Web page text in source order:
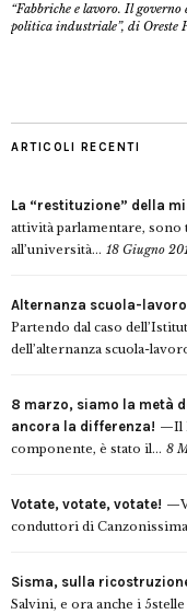
“Fabbriche e lavoro. Il governo
politica industriale”, di Oreste
ARTICOLI RECENTI
La “restituzione” della
attività parlamentare,
all’università... 18 Giugno
Alternanza scuola-
Partendo dal caso
dell’alternanza scuola-
8 marzo, siamo la metà
ancora la differenza!
Il
componente, è stato il... 8
Votate, votate, votate!
conduttori di
Sisma, sulla
Salvini, e ora anche i